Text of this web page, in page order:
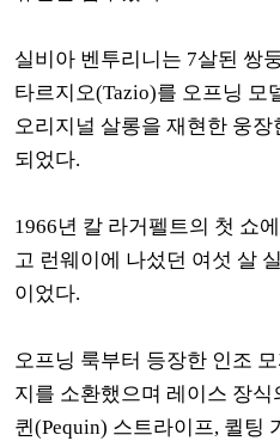
실비아 벤투리니는 7살된 쌍
타르지오(Tazio)를 오프닝 모
오리지널 살롱을 재현한 웅
되었다.
1966년 칼 라거펠트의 첫 쇼
고 런웨이에 나섰던 여섯 살
이었다.
오프닝 룩부터 등장한 인조
지를 소환했으며 레이스 장
퀸(Pequin) 스트라이프, 퀼팅